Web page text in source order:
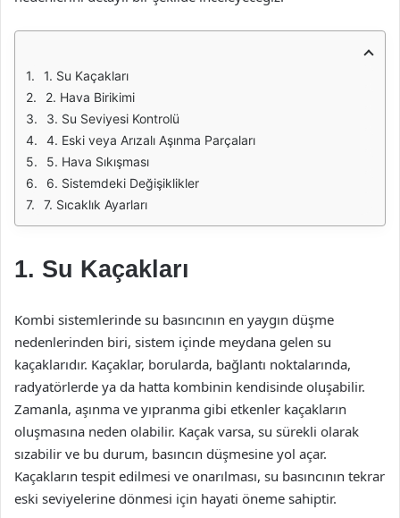
1. Su Kaçakları
2. Hava Birikimi
3. Su Seviyesi Kontrolü
4. Eski veya Arızalı Aşınma Parçaları
5. Hava Sıkışması
6. Sistemdeki Değişiklikler
7. Sıcaklık Ayarları
1. Su Kaçakları
Kombi sistemlerinde su basıncının en yaygın düşme
nedenlerinden biri, sistem içinde meydana gelen su
kaçaklarıdır. Kaçaklar, borularda, bağlantı noktalarında,
radyatörlerde ya da hatta kombinin kendisinde oluşabilir.
Zamanla, aşınma ve yıpranma gibi etkenler kaçakların
oluşmasına neden olabilir. Kaçak varsa, su sürekli olarak
sızabilir ve bu durum, basıncın düşmesine yol açar.
Kaçakların tespit edilmesi ve onarılması, su basıncının tekrar
eski seviyelerine dönmesi için hayati öneme sahiptir.